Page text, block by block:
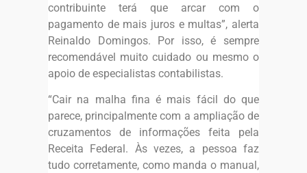
contribuinte terá que arcar com o
pagamento de mais juros e multas”, alerta
Reinaldo Domingos. Por isso, é sempre
recomendável muito cuidado ou mesmo o
apoio de especialistas contabilistas.
“Cair na malha fina é mais fácil do que
parece, principalmente com a ampliação de
cruzamentos de informações feita pela
Receita Federal. Às vezes, a pessoa faz
tudo corretamente, como manda o manual,